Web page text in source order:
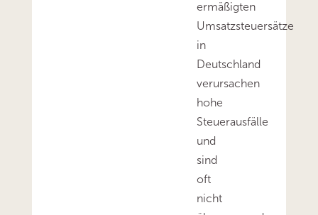
ermäßigten
Umsatzsteuersätze
in
Deutschland
verursachen
hohe
Steuerausfälle
und
sind
oft
nicht